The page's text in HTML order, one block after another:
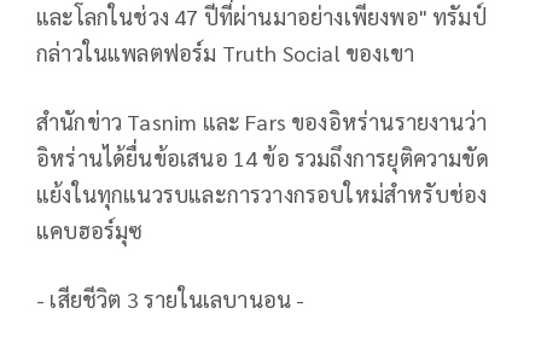
และโลกในช่วง 47 ปีที่ผ่านมาอย่างเพียงพอ" ทรัมป์
กล่าวในแพลตฟอร์ม Truth Social ของเขา
สำนักข่าว Tasnim และ Fars ของอิหร่านรายงานว่า
อิหร่านได้ยื่นข้อเสนอ 14 ข้อ รวมถึงการยุติความขัด
แย้งในทุกแนวรบและการวางกรอบใหม่สำหรับช่อง
แคบฮอร์มุซ
- เสียชีวิต 3 รายในเลบานอน -